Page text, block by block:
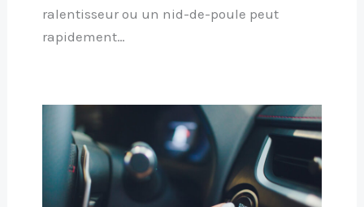
ralentisseur ou un nid-de-poule peut
rapidement…